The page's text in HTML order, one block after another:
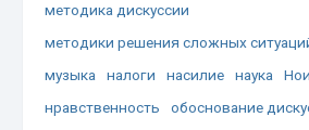
методика дискуссии
методики решения сложных
музыка
налоги насилие наука
нравственность
обоснование